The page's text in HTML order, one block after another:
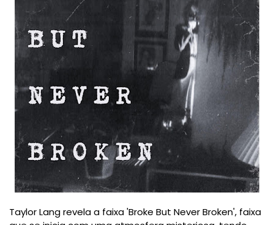
Taylor Lang revela a faixa 'Broke But Never Broken', faixa